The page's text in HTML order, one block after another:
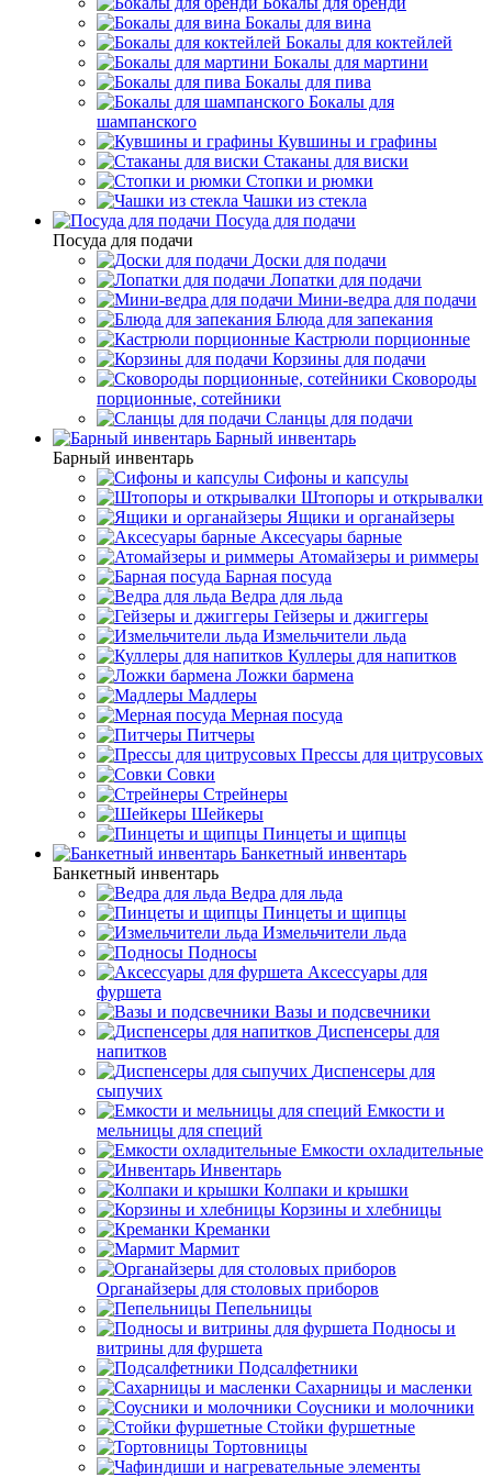
Бокалы для вина
Бокалы для коктейлей
Бокалы для мартини
Бокалы для пива
Бокалы для
шампанского
Кувшины и графины
Стаканы для виски
Стопки и рюмки
Чашки из стекла
Посуда для подачи
Посуда для подачи
Доски для подачи
Лопатки для подачи
Мини-ведра для подачи
Блюда для запекания
Кастрюли порционные
Корзины для подачи
Сковороды
порционные, сотейники
Сланцы для подачи
Барный инвентарь
Барный инвентарь
Сифоны и капсулы
Штопоры и открывалки
Ящики и органайзеры
Аксесуары барные
Атомайзеры и риммеры
Барная посуда
Ведра для льда
Гейзеры и джиггеры
Измельчители льда
Куллеры для напитков
Ложки бармена
Мадлеры
Мерная посуда
Питчеры
Прессы для цитрусовых
Совки
Стрейнеры
Шейкеры
Пинцеты и щипцы
Банкетный инвентарь
Банкетный инвентарь
Ведра для льда
Пинцеты и щипцы
Измельчители льда
Подносы
Аксессуары для
фуршета
Вазы и подсвечники
Диспенсеры для
напитков
Диспенсеры для
сыпучих
Емкости и
мельницы для специй
Емкости охладительные
Инвентарь
Колпаки и крышки
Корзины и хлебницы
Креманки
Мармит
Органайзеры для столовых приборов
Пепельницы
Подносы и
витрины для фуршета
Подсалфетники
Сахарницы и масленки
Соусники и молочники
Стойки фуршетные
Тортовницы